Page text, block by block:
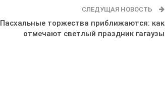
СЛЕДУЩАЯ НОВОСТЬ
Пасхальные торжества приближаются: как
отмечают светлый праздник гагаузы